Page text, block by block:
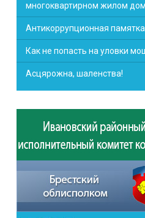
многоквартирном жилом
Антикоррупционная памятка
Как не попасть на уловки
Асцярожна, шаленства!